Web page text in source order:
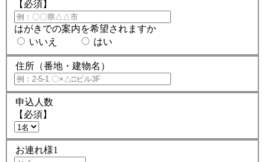
【必須】
はがきでの案内を希望されますか
いいえ
はい
住所（番地・建物名）
申込人数
【必須】
お連れ様1